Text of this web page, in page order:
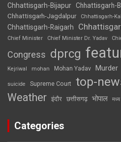
Chhattisgarh-Bijapur Chhattisgarh-
Chhattisgarh-Jagdalpur Chhattisgarh-
Chhattisgarh-Raigarh
Chief Minister
Chief Minister Dr. Yadav
Congress dprcg
Kejriwal mohan Mohan Yadav Murder
suicide Supreme Court top-
Weather इंदौर छत्तीसगढ़ भोपाल
Categories